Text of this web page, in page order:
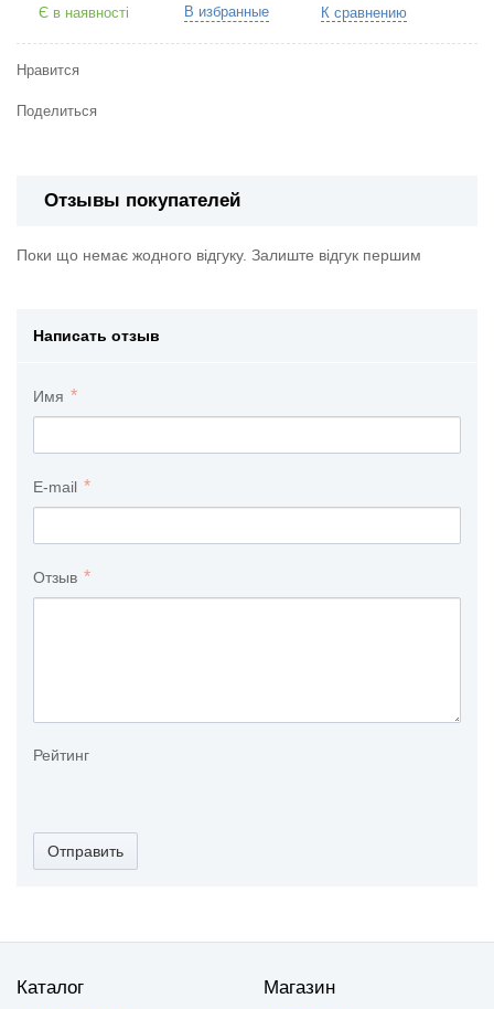
Є в наявності В избранные К сравнению
Нравится
Поделиться
Отзывы покупателей
Поки що немає жодного відгуку. Залиште відгук першим
Написать отзыв
Имя
E-mail
Отзыв
Рейтинг
Отправить
Каталог Магазин